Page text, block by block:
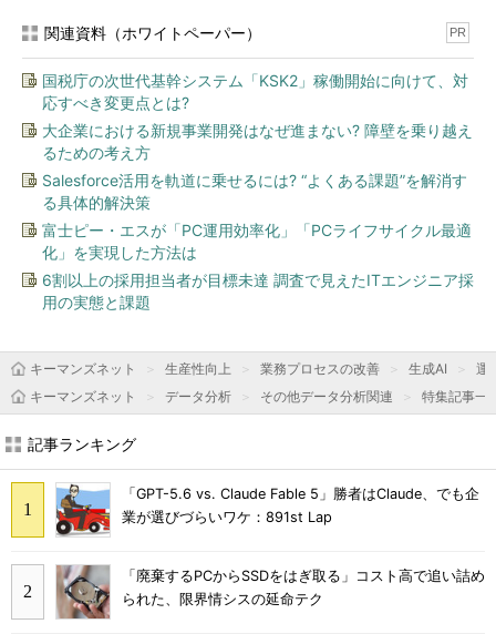
関連資料（ホワイトペーパー） PR
国税庁の次世代基幹システム「KSK2」稼働開始に向けて、対
応すべき変更点とは?
大企業における新規事業開発はなぜ進まない? 障壁を乗り越え
るための考え方
Salesforce活用を軌道に乗せるには? “よくある課題”を解消す
る具体的解決策
富士ピー・エスが「PC運用効率化」「PCライフサイクル最適
化」を実現した方法は
6割以上の採用担当者が目標未達 調査で見えたITエンジニア採
用の実態と課題
キーマンズネット 生産性向上 業務プロセスの改善 生成AI
運
キーマンズネット
データ分析 その他データ分析関連 特集記事一
記事ランキング
「GPT-5.6 vs. Claude Fable 5」勝者はClaude、でも企
業が選びづらいワケ：891st Lap
「廃棄するPCからSSDをはぎ取る」コスト高で追い詰め
られた、限界情シスの延命テク